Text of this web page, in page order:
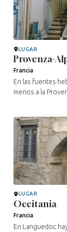
LUGAR
Provenza-
Francia
En las fuentes
menos a la
LUGAR
Occitania
Francia
En Languedoc